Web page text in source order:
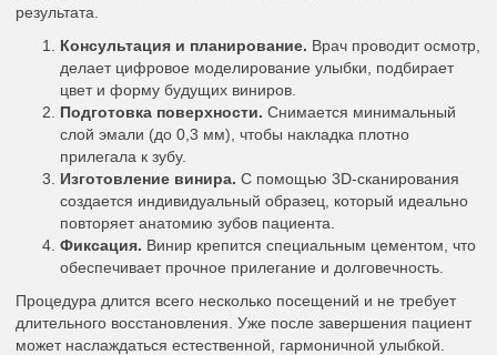
результата.
Консультация и планирование. Врач проводит осмотр,
делает цифровое моделирование улыбки, подбирает
цвет и форму будущих виниров.
Подготовка поверхности. Снимается минимальный
слой эмали (до 0,3 мм), чтобы накладка плотно
прилегала к зубу.
Изготовление винира. С помощью 3D-сканирования
создается индивидуальный образец, который идеально
повторяет анатомию зубов пациента.
Фиксация. Винир крепится специальным цементом, что
обеспечивает прочное прилегание и долговечность.
Процедура длится всего несколько посещений и не требует
длительного восстановления. Уже после завершения пациент
может наслаждаться естественной, гармоничной улыбкой.